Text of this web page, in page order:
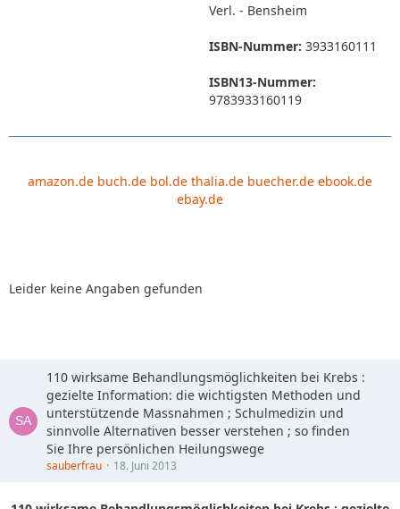
Verl. - Bensheim
ISBN-Nummer: 3933160111
ISBN13-Nummer:
9783933160119
amazon.de buch.de bol.de thalia.de buecher.de ebook.de
ebay.de
Leider keine Angaben gefunden
110 wirksame Behandlungsmöglichkeiten bei Krebs :
gezielte Information: die wichtigsten Methoden und
unterstützende Massnahmen ; Schulmedizin und
sinnvolle Alternativen besser verstehen ; so finden
Sie Ihre persönlichen Heilungswege
sauberfrau 18. Juni 2013